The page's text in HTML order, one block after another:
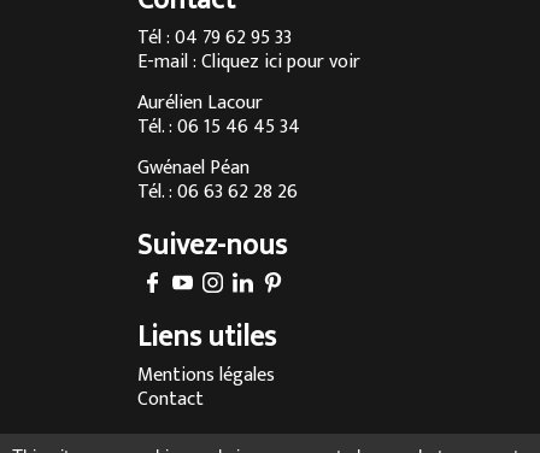
Menuisier à Chambéry
Agencement d’intérieur à Annecy
Agencement d’intérieur à Aix-les-Bains
Entreprise de menuiserie à Grenoble
Agencement d’intérieur en Savoie
Agencement d’intérieur à Megève
Fabrication sur-mesure de cuisine à Chambéry
Fabrication sur-mesure de cuisine à Annecy
Fabrication sur-mesure de cuisine à Aix-les-Bains
Tél : 04 79 62 95 33
E-mail :Cliquez ici pour voir
Aurélien Lacour
Tél. : 06 15 46 45 34
Gwénael Péan
Tél. : 06 63 62 28 26
Suivez-nous
Liens utiles
Mentions légales
Contact
Réalisé par :